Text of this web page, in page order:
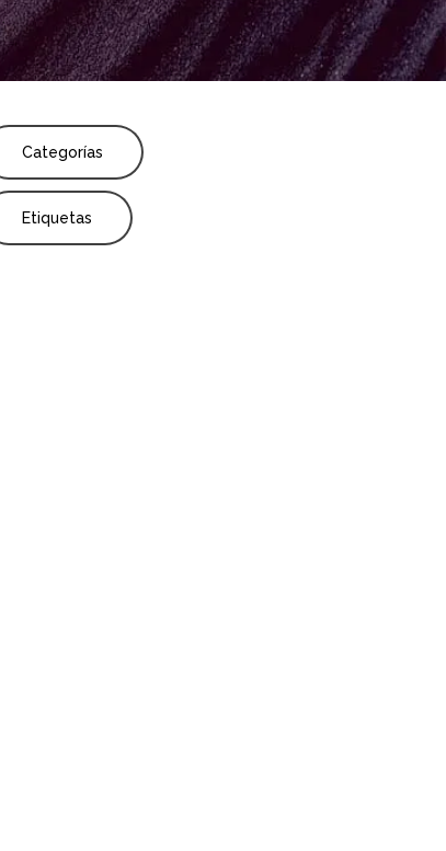
Presentación MAD ProfesorShare
Categorías
Etiquetas